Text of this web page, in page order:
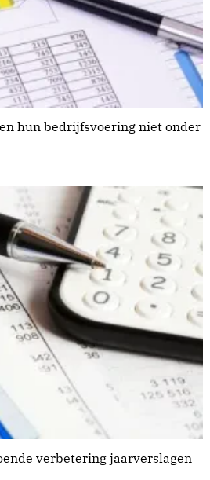
hun bedrijfsvoering niet onder
verbetering jaarverslagen